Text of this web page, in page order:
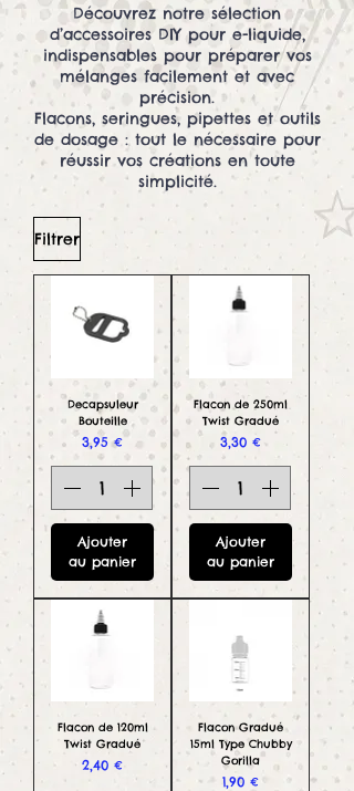
Découvrez notre sélection
d’accessoires DIY pour e-liquide,
indispensables pour préparer vos
mélanges facilement et avec
précision.
Flacons, seringues, pipettes et outils
de dosage : tout le nécessaire pour
réussir vos créations en toute
simplicité.
Filtrer
Decapsuleur
Bouteille
Prix
3,95 €
Ajouter
au panier
Flacon de 250ml
Twist Gradué
Prix
3,30 €
Ajouter
au panier
Flacon de 120ml
Twist Gradué
Prix
2,40 €
Flacon Gradué
15ml Type Chubby
Gorilla
Prix
1,90 €